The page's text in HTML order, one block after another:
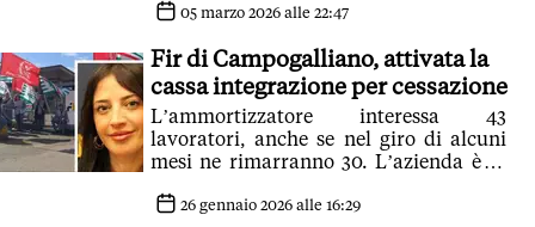
Ore 18,30
05 marzo 2026 alle 22:47
Fir di Campogalliano, attivata la
cassa integrazione per cessazione
L’ammortizzatore interessa 43
lavoratori, anche se nel giro di alcuni
mesi ne rimarranno 30. L’azienda è di
26 gennaio 2026 alle 16:29